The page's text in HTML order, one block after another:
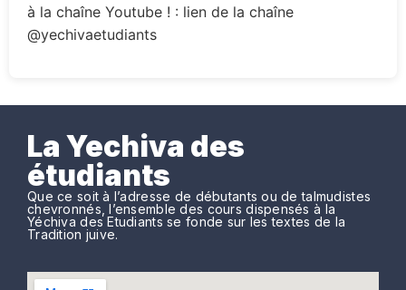
à la chaîne Youtube ! : lien de la chaîne
@yechivaetudiants
La Yechiva des
étudiants
Que ce soit à l’adresse de débutants ou de talmudistes
chevronnés, l’ensemble des cours dispensés à la
Yéchiva des Etudiants se fonde sur les textes de la
Tradition juive.